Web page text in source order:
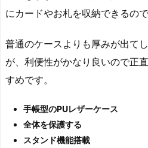
にカードやお札を収納できるの
普通のケースよりも厚みが出て
が、利便性がかなり良いので正
すめです。
手帳型のPUレザーケース
全体を保護する
スタンド機能搭載